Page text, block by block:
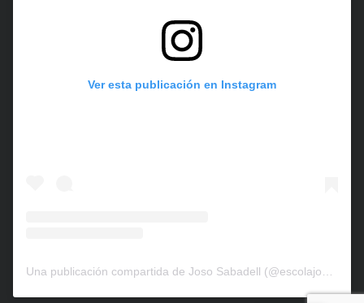
Ver esta publicación en Instagram
Una publicación compartida de Joso Sabadell (@escolajososabadell)